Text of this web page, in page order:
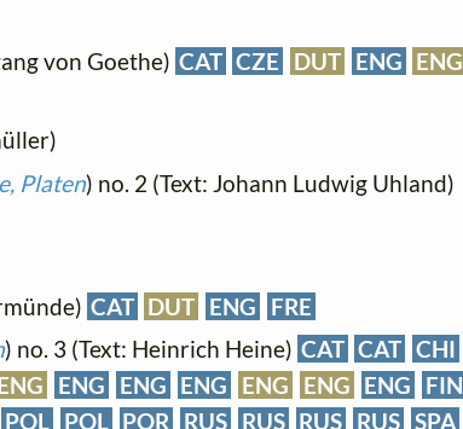
von Goethe) CAT CZE DUT ENG ENG
Platen) no. 2 (Text: Johann Ludwig Uhland)
CAT DUT ENG
FRE
) no. 3 (Text: Heinrich Heine) CAT CAT CHI
ENG ENG ENG ENG ENG ENG
FIN
POL POL POR RUS RUS RUS RUS SPA